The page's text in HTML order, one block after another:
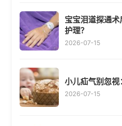
宝宝泪道探通
护理？
2026-07-15
小儿疝气别忽
2026-07-15